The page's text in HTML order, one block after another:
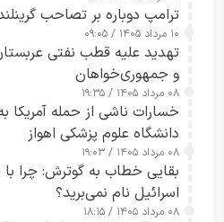
ترامپ دوباره بر تصاحب
۱۰ مرداد ۱۴۰۵ / ۰۹:۰۵
تهدید علیه قطب نفتی
و جمهوری‌خواهان
۰۸ مرداد ۱۴۰۵ / ۱۹:۳۵
خسارات ناشی از حمله آمریکا
دانشگاه علوم پزشکی اهواز
۰۸ مرداد ۱۴۰۵ / ۱۹:۰۳
بقایی خطاب به گوترش: چرا با
اسرائیل نام نمی‌برید؟
۰۸ مرداد ۱۴۰۵ / ۱۸:۱۵